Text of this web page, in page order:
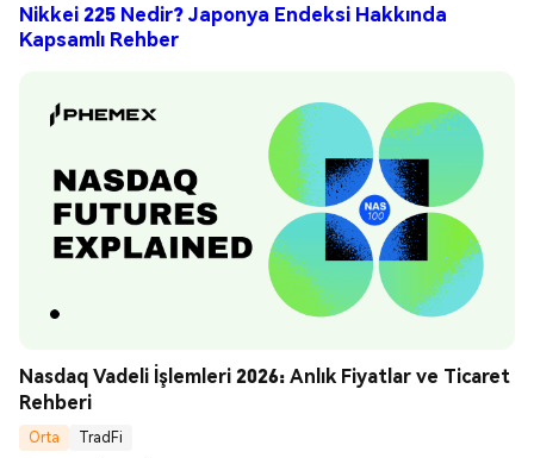
Nikkei 225 Nedir? Japonya Endeksi Hakkında
Kapsamlı Rehber
Nasdaq Vadeli İşlemleri 2026: Anlık Fiyatlar ve Ticaret
Rehberi
Orta
TradFi